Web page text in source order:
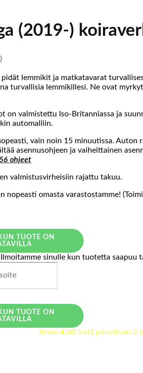
(2019-)
pidät lemmikit ja matkatavarat
turvallisia lemmikillesi. Ne ovat
on valmistettu Iso-Britanniassa ja
automalliin.
vain noin 15 minuutissa.
asennusohjeen ja vaiheittainen
ohjeet
valmistusvirheisiin rajattu takuu.
nopeasti omasta varastostamme!
TUOTE ON
Ilmoitamme sinulle kun tuotetta saapuu
TUOTE ON
Arvio4.50 5:stä perustuen 2